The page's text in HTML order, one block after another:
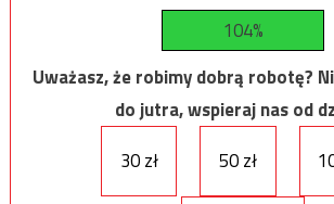
104%
Uważasz, że robimy dobrą robotę?
do jutra, wspieraj nas od
30 zł
50 zł